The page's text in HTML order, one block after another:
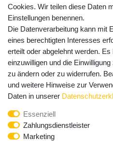
Newsletter
mehr
E-MAIL **
Newsletter
Honig
Hiermit bestätige ich, dass
widerrufen.**
Cookies. Wir teilen diese Daten
Einstellungen benennen.
Die Datenverarbeitung kann mit
eines berechtigten Interesses
erteilt oder abgelehnt werden.
einzuwilligen und die
zu ändern oder zu widerrufen.
und weitere Hinweise zur
Daten in unserer
Essenziell
Zahlungsdienstleister
Marketing